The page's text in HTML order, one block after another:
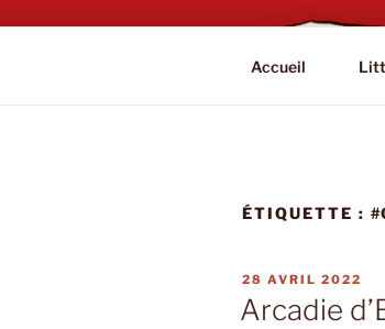
Blog Littéraire
Accueil
ÉTIQUETTE :
PUBLIÉ
LE
28 AVRIL 2022
Arcadie